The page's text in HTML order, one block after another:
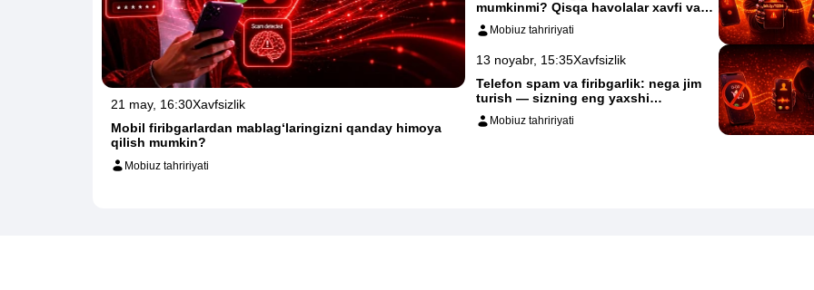
21 may, 16:30Xavfsizlik
Mobil firibgarlardan mablag‘laringizni qanday himoya
qilish mumkin?
Mobiuz tahririyati
mumkinmi? Qisqa havolalar xavfi va
QR
Mobiuz tahririyati
13 noyabr, 15:35Xavfsizlik
Telefon spam va firibgarlik: nega jim
turish — sizning eng yaxshi
himoyangiz
Mobiuz tahririyati